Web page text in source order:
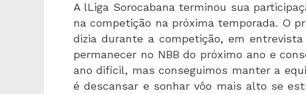
A lLiga Sorocabana terminou sua
na competição na próxima temporada. O
dizia durante a competição, em
permanecer no NBB do próximo ano e
ano difícil, mas conseguimos manter a
é descansar e sonhar vôo mais alto se